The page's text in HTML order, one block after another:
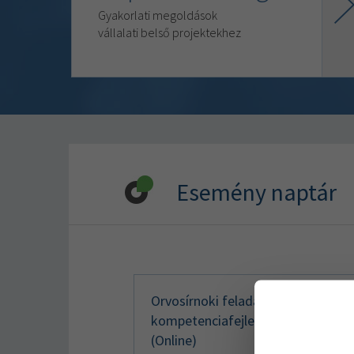
Gyakorlati megoldások
vállalati belső projektekhez
Esemény naptár
Orvosírnoki feladatok –
kompetenciafejlesztő képzés
(Online)